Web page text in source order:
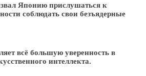
Японию прислушаться к
соблюдать свои безъядерные
всё большую уверенность в
интеллекта.